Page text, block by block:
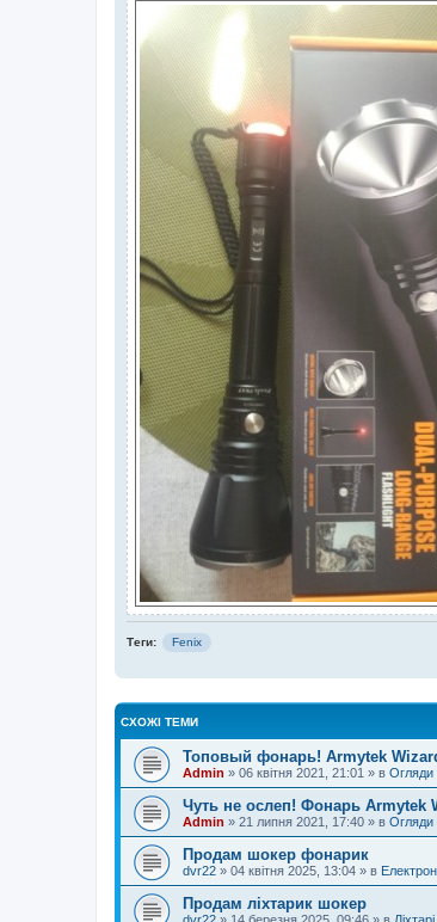
Теги: Fenix
СХОЖІ ТЕМИ
Топовый фонарь! Armytek
Admin » 06 квітня 2021, 21:01 » в Огляди
Чуть не ослеп! Фонарь Armytek
Admin » 21 липня 2021, 17:40 » в Огляди
Продам шокер фонарик
dvr22 » 04 квітня 2025, 13:04 » в
Продам ліхтарик шокер
dvr22 » 14 березня 2025, 09:46 » в Ліхтарі